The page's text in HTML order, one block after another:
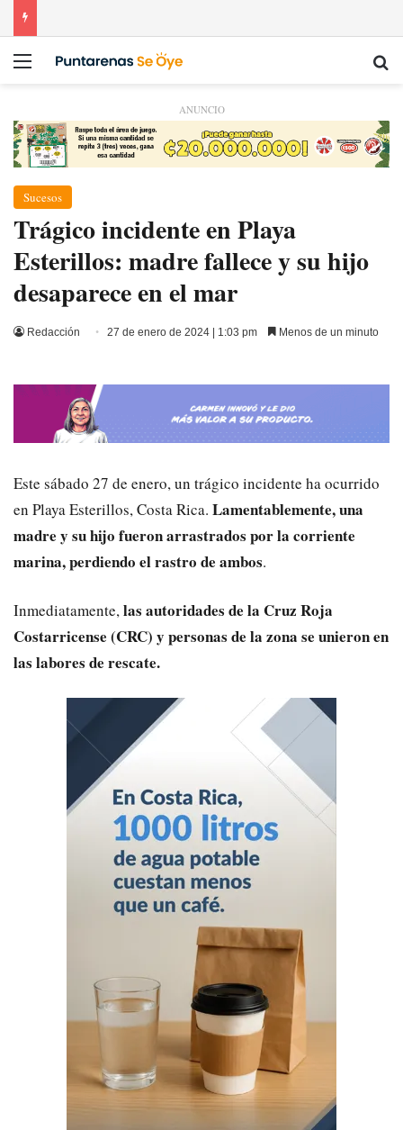
Menú
ANUNCIO
Sucesos
Trágico incidente en Playa
Esterillos: madre fallece y su hijo
desaparece en el mar
Redacción 27 de enero de 2024 | 1:03 pm Menos de un minuto
Este sábado 27 de enero, un trágico incidente ha ocurrido
en Playa Esterillos, Costa Rica. Lamentablemente, una
madre y su hijo fueron arrastrados por la corriente
marina, perdiendo el rastro de ambos.
Inmediatamente,las autoridades de la Cruz Roja
Costarricense (CRC) y personas de la zona se unieron en
las labores de rescate.